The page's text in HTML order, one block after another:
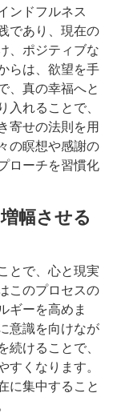
ンドフルネス
であり、現在の
、ポジティブな
らは、欲望を手
、真の幸福へと
入れることで、
寄せの法則を用
の瞑想や感謝の
ローチを習慣化
幅させる
とで、心と現実
このプロセスの
ギーを高めま
意識を向けなが
続けることで、
すくなります。
に集中すること